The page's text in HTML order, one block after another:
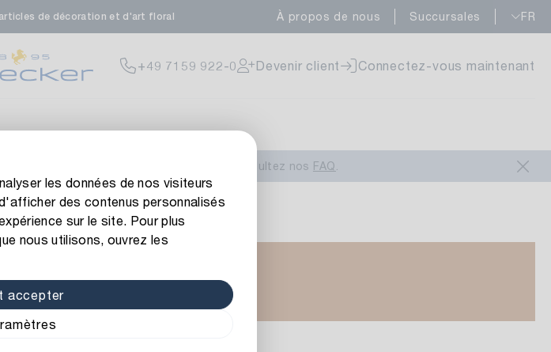
les données de nos visiteurs
des contenus personnalisés
sur le site. Pour plus
nous utilisons, ouvrez les
accepter
de décoration et d'art floral À propos de nous Succursales FR
+49 7159 922-0 Devenir client Connectez-vous maintenant
besoin d'aide ? ou consultez nos FAQ